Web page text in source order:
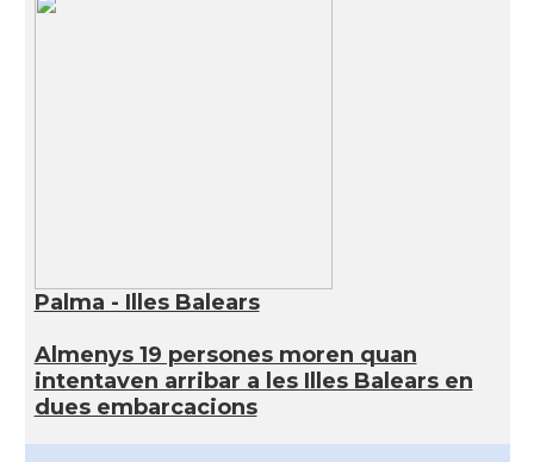
Palma - Illes Balears
Almenys 19 persones moren quan
intentaven arribar a les Illes Balears en
dues embarcacions